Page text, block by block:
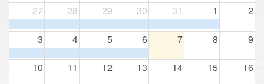
27 28 29 30 31 1 2
3 4 5 6 7 8 9
10 11 12 13 14 15 16